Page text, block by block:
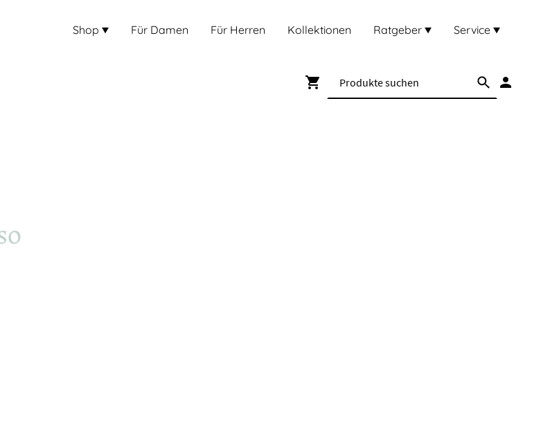
Shop Für Damen Für Herren Kollektionen Ratgeber Service